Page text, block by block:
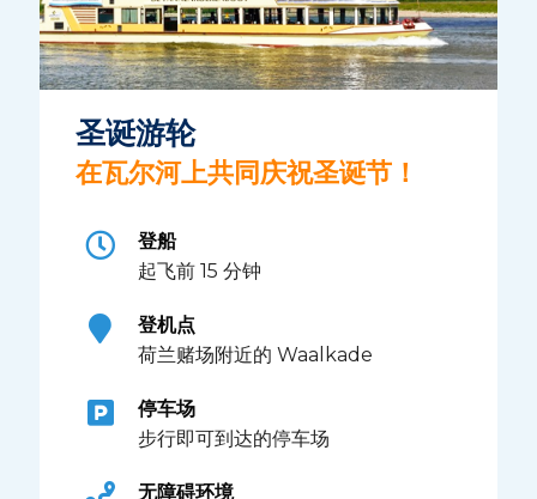
圣诞游轮
在瓦尔河上共同庆祝圣诞节！
登船
起飞前 15 分钟
登机点
荷兰赌场附近的 Waalkade
停车场
步行即可到达的停车场
无障碍环境